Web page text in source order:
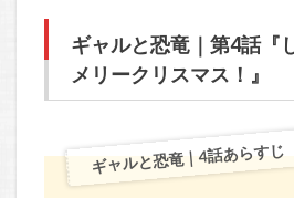
ギャルと恐竜｜第4話『
メリークリスマス！』
ギャルと恐竜｜4話あらすじ